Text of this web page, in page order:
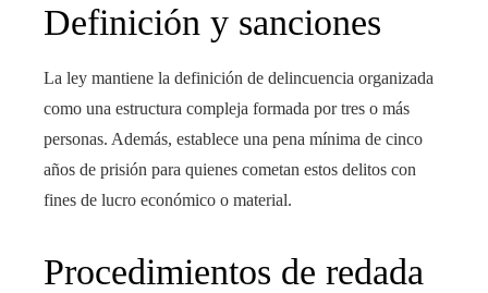
Definición y sanciones
La ley mantiene la definición de delincuencia organizada
como una estructura compleja formada por tres o más
personas. Además, establece una pena mínima de cinco
años de prisión para quienes cometan estos delitos con
fines de lucro económico o material.
Procedimientos de redada